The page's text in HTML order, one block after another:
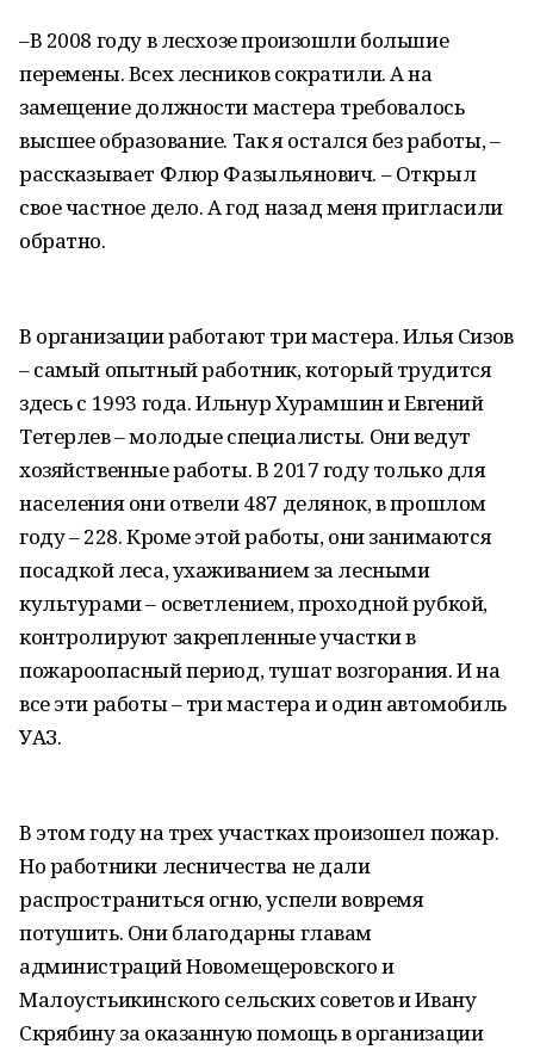
–В 2008 году в лесхозе произошли большие
перемены. Всех лесников сократили. А на
замещение должности мастера требовалось
высшее образование. Так я остался без работы, –
рассказывает Флюр Фазыльянович. – Открыл
свое частное дело. А год назад меня пригласили
обратно.
В организации работают три мастера. Илья Сизов
– самый опытный работник, который трудится
здесь с 1993 года. Ильнур Хурамшин и Евгений
Тетерлев – молодые специалисты. Они ведут
хозяйственные работы. В 2017 году только для
населения они отвели 487 делянок, в прошлом
году – 228. Кроме этой работы, они занимаются
посадкой леса, ухаживанием за лесными
культурами – осветлением, проходной рубкой,
контролируют закрепленные участки в
пожароопасный период, тушат возгорания. И на
все эти работы – три мастера и один автомобиль
УАЗ.
В этом году на трех участках произошел пожар.
Но работники лесничества не дали
распространиться огню, успели вовремя
потушить. Они благодарны главам
администраций Новомещеровского и
Малоустьикинского сельских советов и Ивану
Скрябину за оказанную помощь в организации